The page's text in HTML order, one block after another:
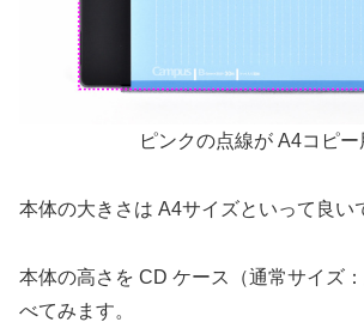
ピンクの点線が A4コピー
本体の大きさは A4サイズといって良い
本体の高さを CD ケース（通常サイズ
べてみます。